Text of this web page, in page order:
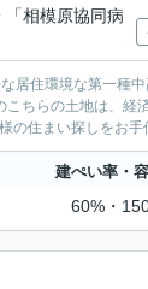
「相模原協同病
住環境な第一種
ちらの土地は、経
の住まい探しをお
建ぺい率・
60%・